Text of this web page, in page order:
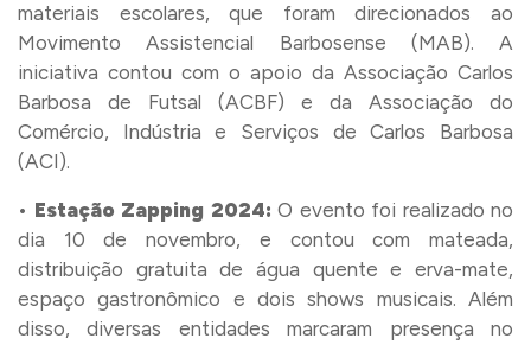
materiais escolares, que foram direcionados ao
Movimento Assistencial Barbosense (MAB). A
iniciativa contou com o apoio da Associação Carlos
Barbosa de Futsal (ACBF) e da Associação do
Comércio, Indústria e Serviços de Carlos Barbosa
(ACI).
• Estação Zapping 2024: O evento foi realizado no
dia 10 de novembro, e contou com mateada,
distribuição gratuita de água quente e erva-mate,
espaço gastronômico e dois shows musicais. Além
disso, diversas entidades marcaram presença no